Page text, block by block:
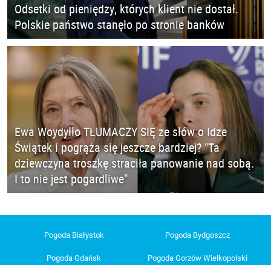
Odsetki od pieniędzy, których klient nie dostał.
Polskie państwo stanęło po stronie banków
Ewa Woydyłło TŁUMACZY SIĘ ze słów o Idze
Świątek i pogrąża się jeszcze bardziej? "Ta
dziewczyna troszkę straciła panowanie nad sobą.
I to nie jest pogardliwe"
Pogoda Białystok Pogoda Bydgoszcz
Pogoda Gdańsk
Pogoda Gorzów Wielkopolski